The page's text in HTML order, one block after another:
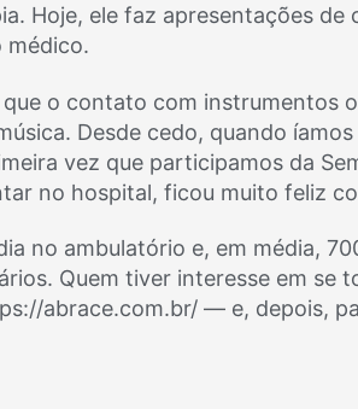
Hoje, ele faz apresentações de
médico.
o contato com instrumentos
Desde cedo, quando
vez que participamos da
no hospital, ficou muito feliz
no ambulatório e, em média,
Quem tiver interesse em se
abrace.com.br/ — e, depois,